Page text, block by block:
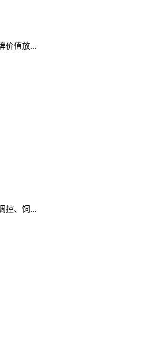
价值放...
控、饲...